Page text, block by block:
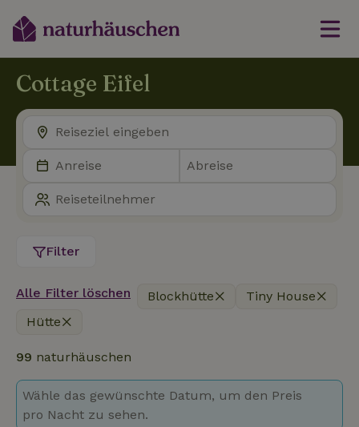
Cottage Eifel
Filter
Alle Filter löschen Blockhütte
Tiny House
Hütte
99 naturhäuschen
Wähle das gewünschte Datum, um den Preis
pro Nacht zu sehen.